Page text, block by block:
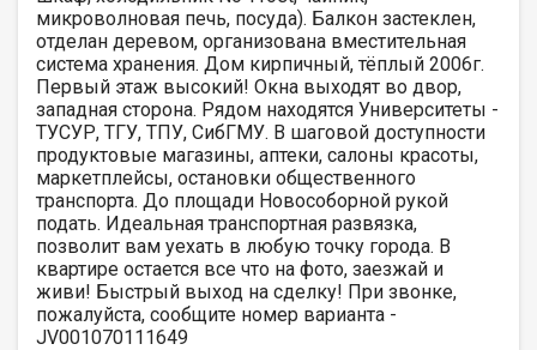
микроволновая печь, посуда). Балкон застеклен,
отделан деревом, организована вместительная
система хранения. Дом кирпичный, тёплый 2006г.
Первый этаж высокий! Окна выходят во двор,
западная сторона. Рядом находятся Университеты -
ТУСУР, ТГУ, ТПУ, СибГМУ. В шаговой доступности
продуктовые магазины, аптеки, салоны красоты,
маркетплейсы, остановки общественного
транспорта. До площади Новособорной рукой
подать. Идеальная транспортная развязка,
позволит вам уехать в любую точку города. В
квартире остается все что на фото, заезжай и
живи! Быстрый выход на сделку! При звонке,
пожалуйста, сообщите номер варианта -
JV001070111649